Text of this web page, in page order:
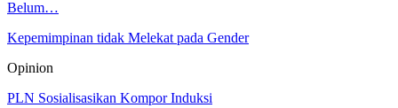
Belum…
Kepemimpinan tidak Melekat pada Gender
Opinion
PLN Sosialisasikan Kompor Induksi